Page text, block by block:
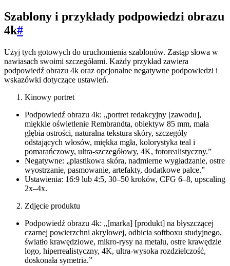
Szablony i przykłady podpowiedzi obrazu
4k#
Użyj tych gotowych do uruchomienia szablonów. Zastąp słowa w
nawiasach swoimi szczegółami. Każdy przykład zawiera
podpowiedź obrazu 4k oraz opcjonalne negatywne podpowiedzi i
wskazówki dotyczące ustawień.
Kinowy portret
Podpowiedź obrazu 4k: „portret redakcyjny [zawodu],
miękkie oświetlenie Rembrandta, obiektyw 85 mm, mała
głębia ostrości, naturalna tekstura skóry, szczegóły
odstających włosów, miękka mgła, kolorystyka teal i
pomarańczowy, ultra-szczegółowy, 4K, fotorealistyczny.”
Negatywne: „plastikowa skóra, nadmierne wygładzanie, ostre
wyostrzanie, pasmowanie, artefakty, dodatkowe palce.”
Ustawienia: 16:9 lub 4:5, 30–50 kroków, CFG 6–8, upscaling
2x–4x.
Zdjęcie produktu
Podpowiedź obrazu 4k: „[marka] [produkt] na błyszczącej
czarnej powierzchni akrylowej, odbicia softboxu studyjnego,
światło krawędziowe, mikro-rysy na metalu, ostre krawędzie
logo, hiperrealistyczny, 4K, ultra-wysoka rozdzielczość,
doskonała symetria.”